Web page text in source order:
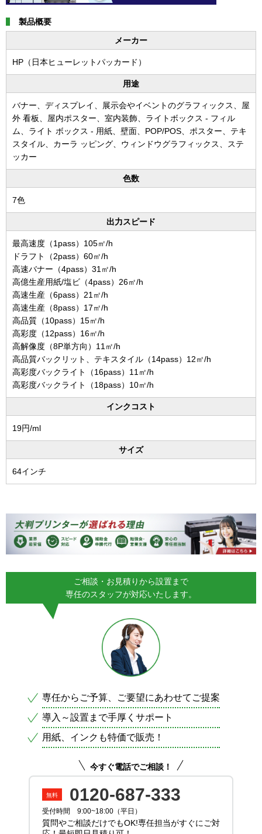
製品概要
メーカー
HP（日本ヒューレットパッカード）
用途
バナー、ディスプレイ、展示会やイベントのグラフィックス、屋
外 看板、屋内ポスター、室内装飾、ライトボックス - フィル
ム、ライト ボックス - 用紙、壁面、POP/POS、ポスター、テキ
スタイル、カーラ ッピング、ウィンドウグラフィックス、ステ
ッカー
色数
7色
出力スピード
最高速度（1pass）105㎡/h
ドラフト（2pass）60㎡/h
高速バナー（4pass）31㎡/h
高億生産用紙/塩ビ（4pass）26㎡/h
高速生産（6pass）21㎡/h
高速生産（8pass）17㎡/h
高品質（10pass）15㎡/h
高彩度（12pass）16㎡/h
高解像度（8P単方向）11㎡/h
高品質バックリット、テキスタイル（14pass）12㎡/h
高彩度バックライト（16pass）11㎡/h
高彩度バックライト（18pass）10㎡/h
インクコスト
19円/ml
サイズ
64インチ
ご相談・お見積りから設置まで
専任のスタッフが対応いたします。
専任からご予算、ご要望にあわせてご提案
導入～設置まで手厚くサポート
用紙、インクも特価で販売！
今すぐ電話でご相談！
0120-687-333
受付時間 9:00~18:00（平日）
質問やご相談だけでもOK!専任担当がすぐにご対